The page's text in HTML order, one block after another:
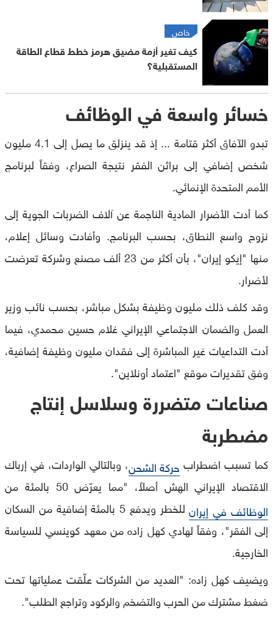
خاص
كيف تغير أزمة مضيق هرمز خطط قطاع الطاقة
المستقبلية؟
خسائر واسعة في الوظائف
تبدو الآفاق أكثر قتامة ... إذ قد ينزلق ما يصل إلى 4.1 مليون
شخص إضافي إلى براثن الفقر نتيجة الصراع، وفقاً لبرنامج
الأمم المتحدة الإنمائي.
كما أدت الأضرار المادية الناجمة عن آلاف الضربات الجوية إلى
نزوح واسع النطاق، بحسب البرنامج. وأفادت وسائل إعلام،
منها "إيكو إيران"، بأن أكثر من 23 ألف مصنع وشركة تعرضت
لأضرار.
وقد كلف ذلك مليون وظيفة بشكل مباشر، بحسب نائب وزير
العمل والضمان الاجتماعي الإيراني غلام حسين محمدي، فيما
أدت التداعيات غير المباشرة إلى فقدان مليون وظيفة إضافية،
وفق تقديرات موقع "اعتماد أونلاين".
صناعات متضررة وسلاسل إنتاج
مضطربة
كما تسبب اضطراب حركة الشحن، وبالتالي الواردات، في إرباك
الاقتصاد الإيراني الهش أصلاً، "مما يعرّض 50 بالمئة من
الوظائف في إيران
للخطر ويدفع 5 بالمئة إضافية من السكان
إلى الفقر"، وفقاً لهادي كهل زاده من معهد كوينسي للسياسة
الخارجية.
ويضيف كهل زاده: "العديد من الشركات علّقت عملياتها تحت
ضغط مشترك من الحرب والتضخم والركود وتراجع الطلب".